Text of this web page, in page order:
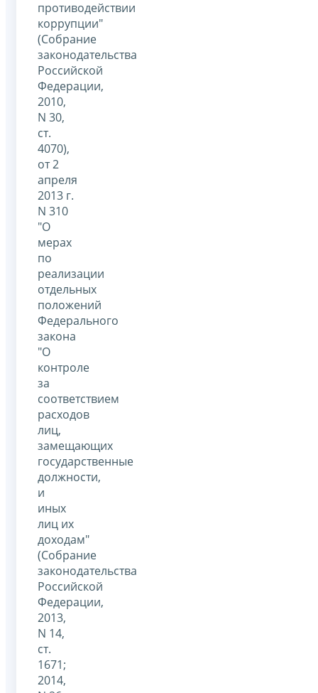
противодействии
коррупции"
(Собрание
законодательства
Российской
Федерации,
2010,
N 30,
ст.
4070),
от 2
апреля
2013 г.
N 310
"О
мерах
по
реализации
отдельных
положений
Федерального
закона
"О
контроле
за
соответствием
расходов
лиц,
замещающих
государственные
должности,
и
иных
лиц их
доходам"
(Собрание
законодательства
Российской
Федерации,
2013,
N 14,
ст.
1671;
2014,